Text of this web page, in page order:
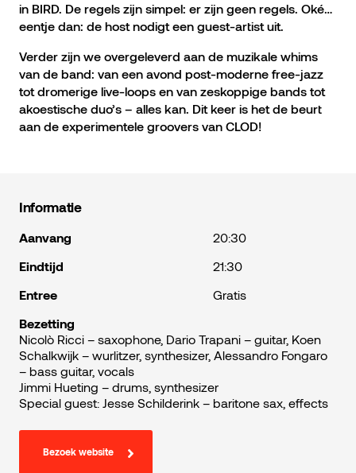
in BIRD. De regels zijn simpel: er zijn geen regels. Oké…
eentje dan: de host nodigt een guest-artist uit.
Verder zijn we overgeleverd aan de muzikale whims
van de band: van een avond post-moderne free-jazz
tot dromerige live-loops en van zeskoppige bands tot
akoestische duo’s – alles kan. Dit keer is het de beurt
aan de experimentele groovers van CLOD!
Informatie
Aanvang
20:30
Eindtijd
21:30
Entree
Gratis
Bezetting
Nicolò Ricci – saxophone, Dario Trapani – guitar, Koen
Schalkwijk – wurlitzer, synthesizer, Alessandro Fongaro
– bass guitar, vocals
Jimmi Hueting – drums, synthesizer
Special guest: Jesse Schilderink – baritone sax, effects
Bezoek website